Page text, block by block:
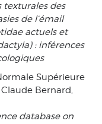
texturales des
de l’émail
actuels et
: inférences
Supérieure
Bernard,
database on